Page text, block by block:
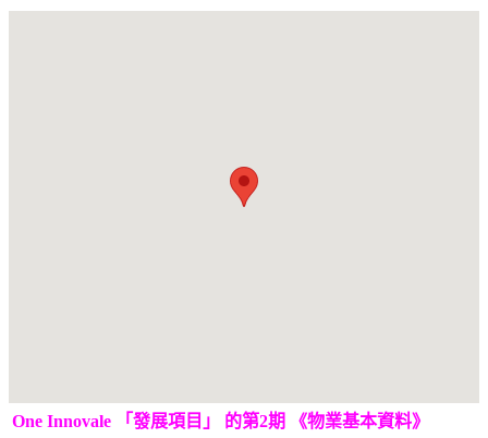
One Innovale 「發展項目」 的第2期 《物業基本資料》